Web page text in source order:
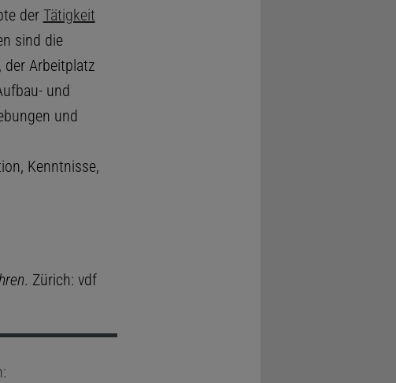
der Tätigkeit
sind die
der Arbeitplatz
und
und
Kenntnisse,
. Zürich: vdf